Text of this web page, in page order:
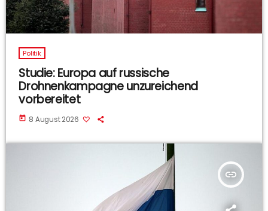
Politik
Studie: Europa auf russische
Drohnenkampagne unzureichend
vorbereitet
today 8 August 2026
insert_link